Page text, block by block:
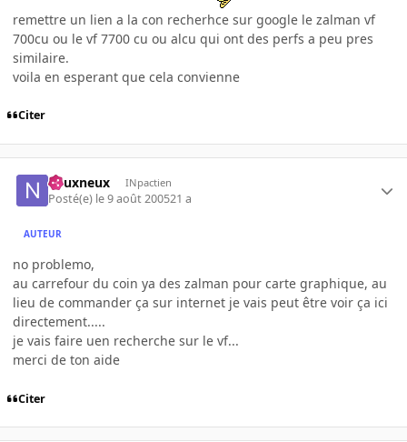
remettre un lien a la con recherhce sur google le zalman vf
700cu ou le vf 7700 cu ou alcu qui ont des perfs a peu pres
similaire.
voila en esperant que cela convienne
Citer
neuxneux INpactien
Posté(e) le 9 août 200521 a
AUTEUR
no problemo,
au carrefour du coin ya des zalman pour carte graphique, au
lieu de commander ça sur internet je vais peut être voir ça ici
directement.....
je vais faire uen recherche sur le vf...
merci de ton aide
Citer